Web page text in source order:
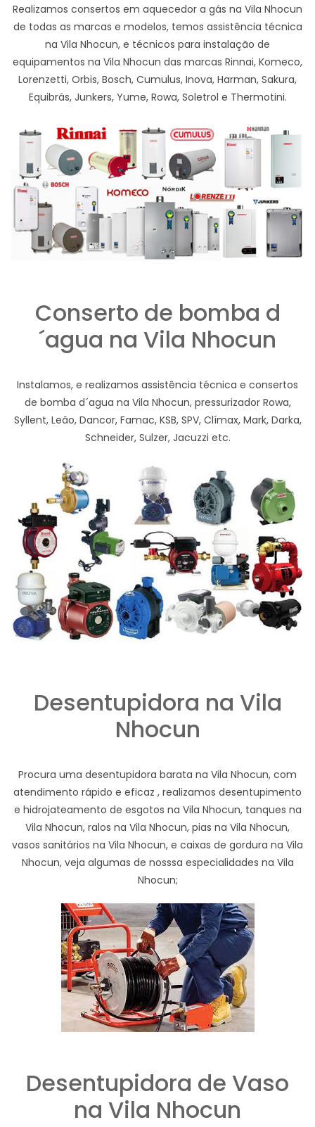
Realizamos consertos em aquecedor a gás na Vila Nhocun
de todas as marcas e modelos, temos assistência técnica
na Vila Nhocun, e técnicos para instalação de
equipamentos na Vila Nhocun das marcas Rinnai, Komeco,
Lorenzetti, Orbis, Bosch, Cumulus, Inova, Harman, Sakura,
Equibrás, Junkers, Yume, Rowa, Soletrol e Thermotini.
Conserto de bomba d
´agua na Vila Nhocun
Instalamos, e realizamos assistência técnica e consertos
de bomba d´agua na Vila Nhocun, pressurizador Rowa,
Syllent, Leão, Dancor, Famac, KSB, SPV, Clímax, Mark, Darka,
Schneider, Sulzer, Jacuzzi etc.
Desentupidora na Vila
Nhocun
Procura uma desentupidora barata na Vila Nhocun, com
atendimento rápido e eficaz , realizamos desentupimento
e hidrojateamento de esgotos na Vila Nhocun, tanques na
Vila Nhocun, ralos na Vila Nhocun, pias na Vila Nhocun,
vasos sanitários na Vila Nhocun, e caixas de gordura na Vila
Nhocun, veja algumas de nosssa especialidades na Vila
Nhocun;
Desentupidora de Vaso
na Vila Nhocun